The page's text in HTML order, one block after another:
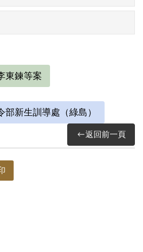
東鍊等案
部新生訓導處（綠島）
返回前一頁